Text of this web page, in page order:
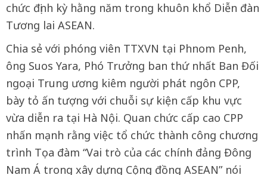
chức định kỳ hằng năm trong khuôn khổ Diễn đàn
Tương lai ASEAN.
Chia sẻ với phóng viên TTXVN tại Phnom Penh,
ông Suos Yara, Phó Trưởng ban thứ nhất Ban Đối
ngoại Trung ương kiêm người phát ngôn CPP,
bày tỏ ấn tượng với chuỗi sự kiện cấp khu vực
vừa diễn ra tại Hà Nội. Quan chức cấp cao CPP
nhấn mạnh rằng việc tổ chức thành công chương
trình Tọa đàm “Vai trò của các chính đảng Đông
Nam Á trong xây dựng Cộng đồng ASEAN” nói